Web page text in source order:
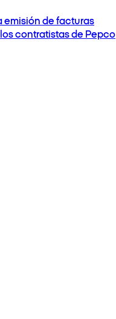
emisión de facturas
contratistas de Pepco